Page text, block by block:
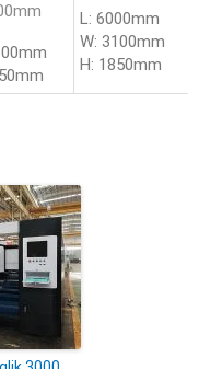
L: 6000mm
W: 3100mm
H: 1850mm